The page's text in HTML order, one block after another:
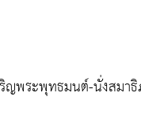
ญพระพุทธมนต์-นั่งสมา